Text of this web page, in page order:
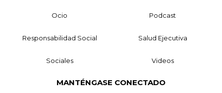
Ocio Podcast
Responsabilidad Social Salud Ejecutiva
Sociales Videos
MANTÉNGASE CONECTADO